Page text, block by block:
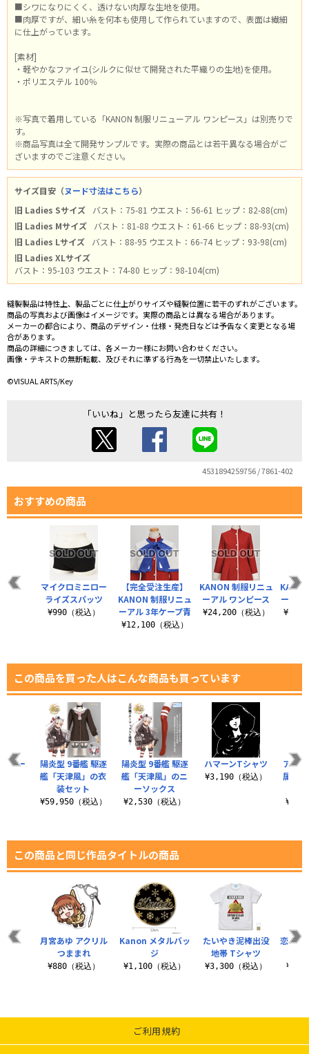
■シワになりにくく、透けない肉厚な生地を使用。
■肉厚ですが、細い糸を何本も使用して作られていますので、表面は繊細
に仕上がっています。
[素材]
・軽やかなファイユ(シルクに似せて開発された平織りの生地)を使用。
・ポリエステル 100％
※写真で着用している「KANON 制服リニューアル ワンピース」は別売りで
す。
※商品写真は全て開発サンプルです。実際の商品とは若干異なる場合がご
ざいますのでご注意ください。
サイズ目安（ヌード寸法はこちら）
旧 Ladies Sサイズ
バスト：75-81 ウエスト：56-61 ヒップ：82-88(cm)
旧 Ladies Mサイズ
バスト：81-88 ウエスト：61-66 ヒップ：88-93(cm)
旧 Ladies Lサイズ
バスト：88-95 ウエスト：66-74 ヒップ：93-98(cm)
旧 Ladies XLサイズ
バスト：95-103 ウエスト：74-80 ヒップ：98-104(cm)
縫製製品は特性上、製品ごとに仕上がりサイズや縫製位置に若干のずれがございます。
商品の写真および画像はイメージです。実際の商品とは異なる場合があります。
メーカーの都合により、商品のデザイン・仕様・発売日などは予告なく変更となる場
合があります。
商品の詳細につきましては、各メーカー様にお問い合わせください。
画像・テキストの無断転載、及びそれに準ずる行為を一切禁止いたします。
©VISUAL ARTS/Key
「いいね」と思ったら友達に共有！
4531894259756 / 7861-402
おすすめの商品
【完全受注生産】
KANON 制服リニュ
ーアル 3年ケープ青
¥12,100（税込）
KANON 制服リニュ
ーアル ワンピース
¥24,200（税込）
ーアル
マイクロミニロー
ライズスパッツ
¥990（税込）
この商品を買った人はこんな商品も買っています
陽炎型 9番艦 駆逐
艦「天津風」のニ
ーソックス
¥2,530（税込）
ハマーンTシャツ
¥3,190（税込）
アニ
属柊
コー
陽炎型 9番艦 駆逐
艦「天津風」の衣
装セット
¥59,950（税込）
この商品と同じ作品タイトルの商品
Kanon メタルバッ
ジ
¥1,100（税込）
たいやき泥棒出没
地帯 Tシャツ
¥3,300（税込）
恋はい
月宮あゆ アクリル
つままれ
¥880（税込）
ご利用規約